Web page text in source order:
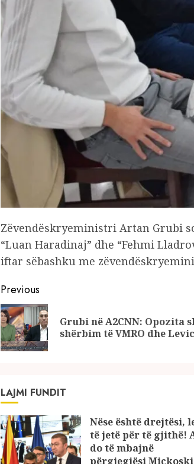
Zëvendëskryeministri Artan Grubi
“Luan Haradinaj” dhe “Fehmi
iftar sëbashku me
Continue
Reading
Previous
Grubi në A2CNN: Opozita
shërbim të VMRO dhe
LAJMI FUNDIT
Nëse është drejtësi,
të jetë për të gjithë!
do të mbajnë
përgjegjësi Mickoski